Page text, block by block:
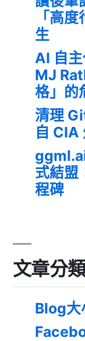
「高
生
AI 自
MJ
格」的
清理
自 CIA
式結盟
程碑
文章分
Blog大